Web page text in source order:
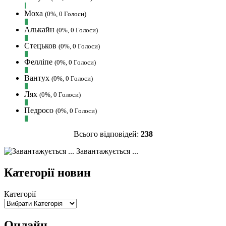
Makiavelli :
Makiavelli :
нема....все йде до чергового провалу
Hatsyk
Вірю що чат і сайт загалом буде ще
активніший з часом)
Hatsyk
Мельниченко я думаю це для
трансляцію товарняка з Минаєм
si=GU46Q4zlJQd2L-W8
опитування)
SVAT :Hatsyk А як зробити
посилання?
Моха (0%, 0 Голоси)
Алькайн (0%, 0 Голоси)
Стецьков (0%, 0 Голоси)
Фелліпе (0%, 0 Голоси)
Вантух (0%, 0 Голоси)
Лях (0%, 0 Голоси)
Педросо (0%, 0 Голоси)
Всього відповідей: 238
Завантажується ...
Категорії новин
Категорії